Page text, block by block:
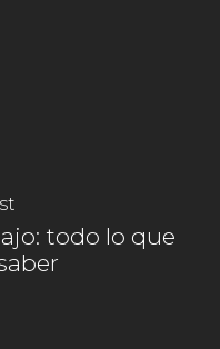
todo lo que